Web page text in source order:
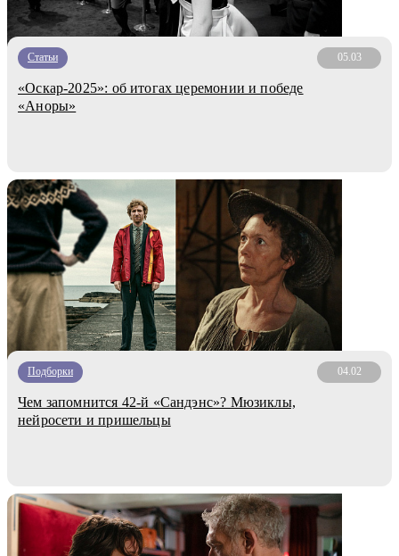
Статьи 05.03
«Оскар-2025»: об итогах церемонии и победе
«Аноры»
Подборки 04.02
Чем запомнится 42-й «Сандэнс»? Мюзиклы,
нейросети и пришельцы